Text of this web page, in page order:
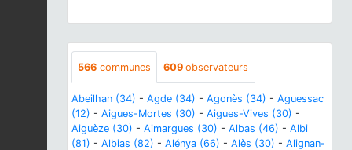
566 communes 609 observateurs
Abeilhan (34) - Agde (34) - Agonès (34) - Aguessac
(12) - Aigues-Mortes (30) - Aigues-Vives (30) -
Aiguèze (30) - Aimargues (30) - Albas (46) - Albi
(81) - Albias (82) - Alénya (66) - Alès (30) - Alignan-